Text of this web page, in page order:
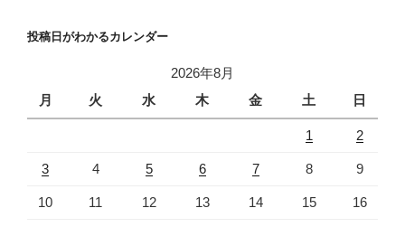
投稿日がわかるカレンダー
2026年8月
月
火 水 木 金 土 日
1 2
3 4 5 6 7 8 9
10 11 12 13 14 15 16